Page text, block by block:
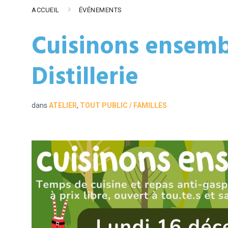
ACCUEIL ÉVÉNEMENTS
Cuisinons
Distillerie
dans ATELIER, TOUT PUBLIC / FAMILLES